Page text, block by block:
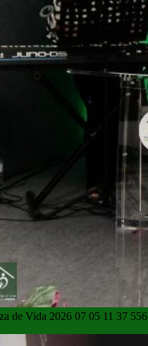
de Vida 2026 07 05 11 37 556